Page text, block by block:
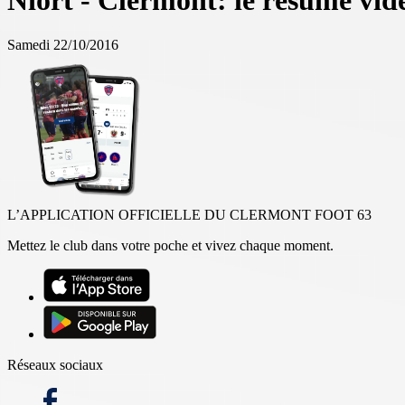
Samedi 22/10/2016
L’APPLICATION OFFICIELLE DU CLERMONT FOOT 63
Mettez le club dans votre poche et vivez chaque moment.
Réseaux sociaux